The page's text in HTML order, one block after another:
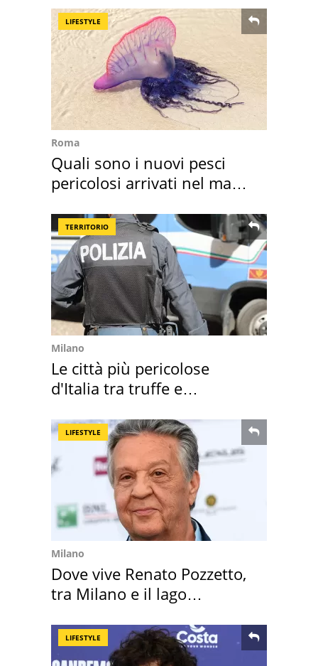
LIFESTYLE
Roma
Quali sono i nuovi pesci
pericolosi arrivati nel mar
TERRITORIO
Milano
Le città più pericolose
d'Italia tra truffe e
LIFESTYLE
Milano
Dove vive Renato Pozzetto,
tra Milano e il lago
LIFESTYLE